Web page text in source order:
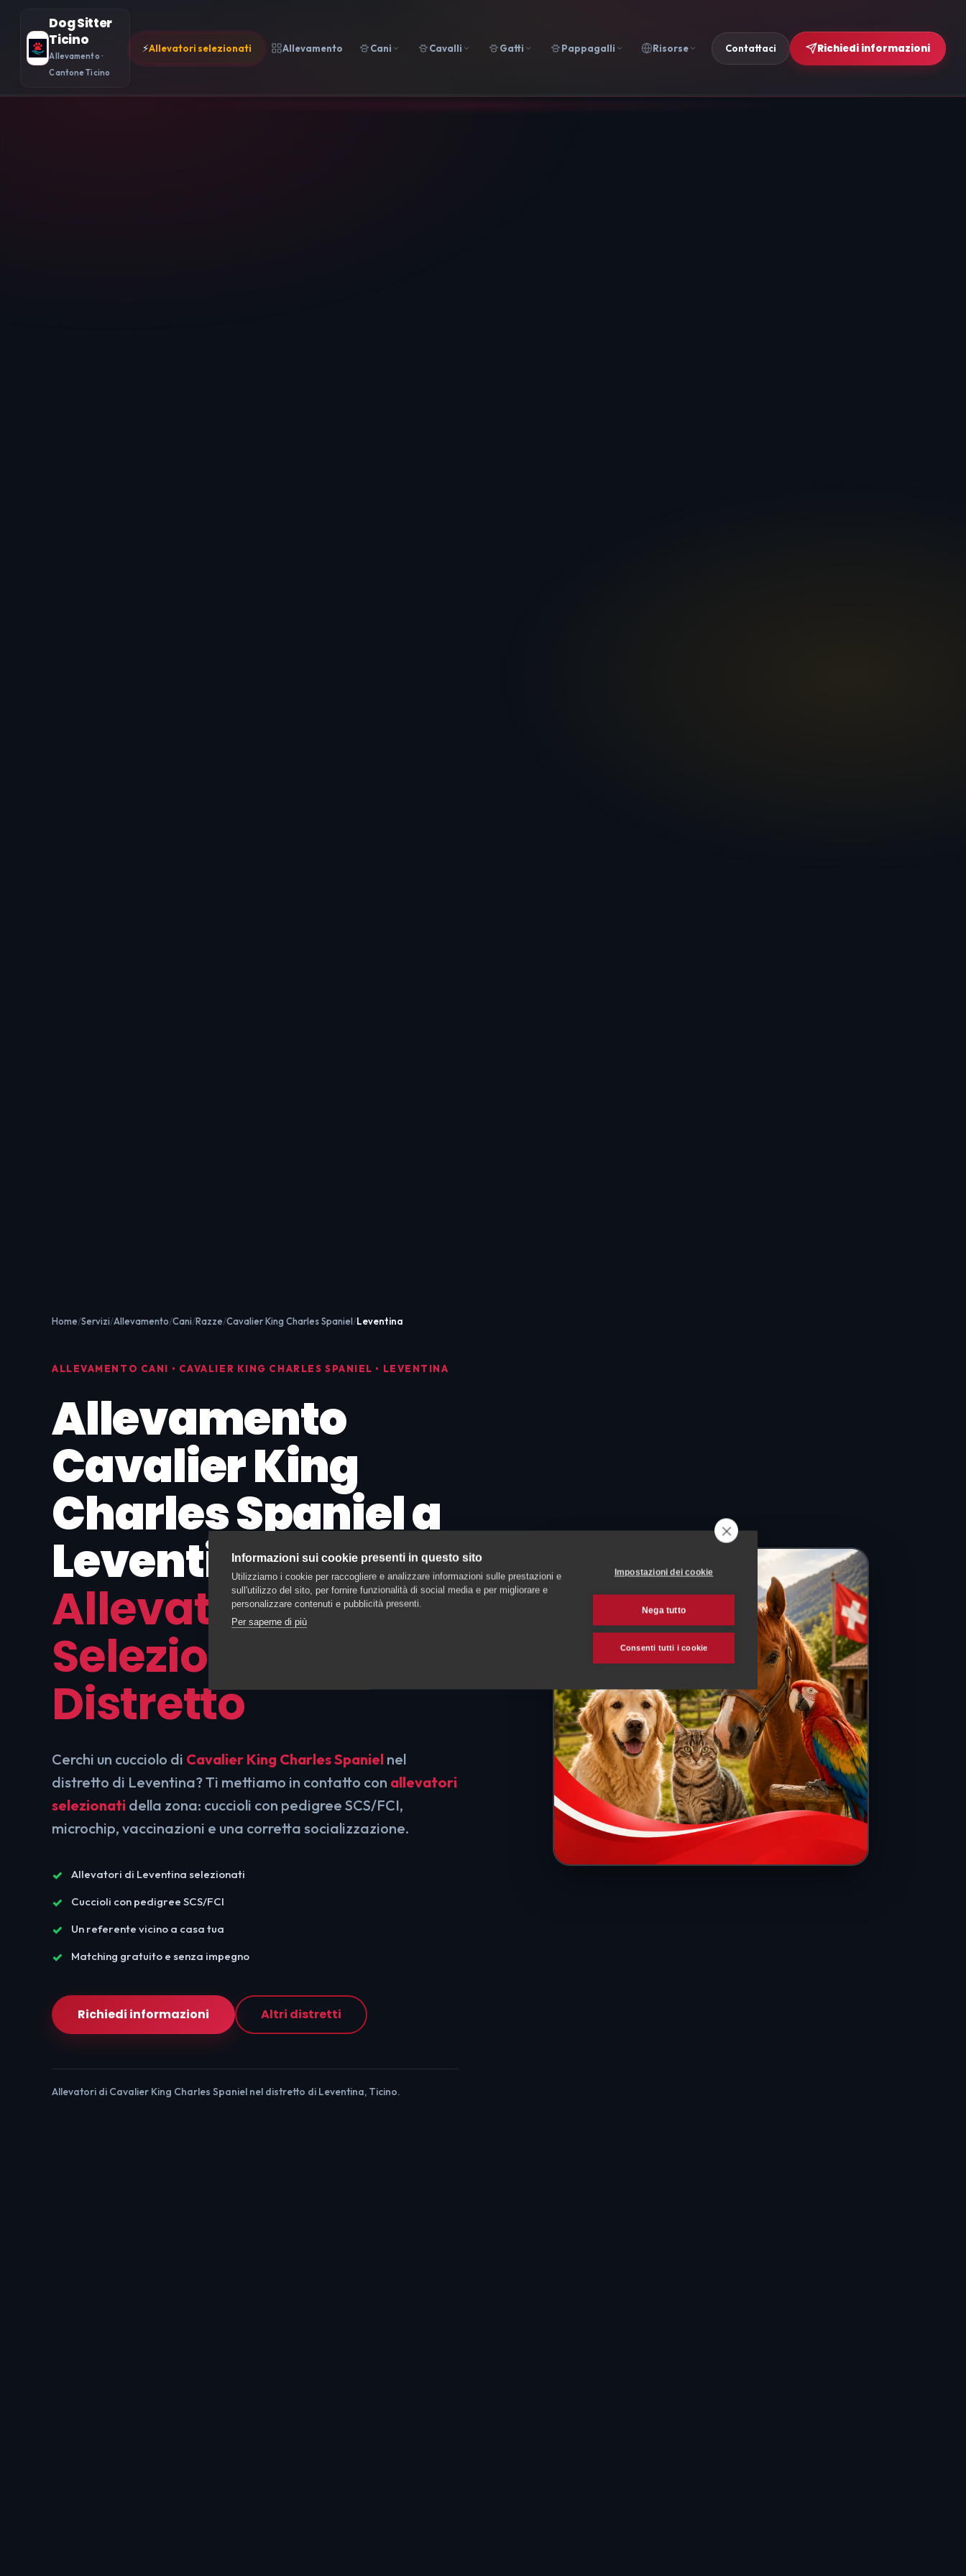
Dog Sitter
Ticino
Allevamento ·
Cantone Ticino
⚡Allevatori selezionati Allevamento Cani Cavalli Gatti Pappagalli Risorse Contattaci Richiedi informazioni
Home Servizi Allevamento Cani Razze Cavalier King Charles Spaniel Leventina
ALLEVAMENTO CANI • CAVALIER KING CHARLES SPANIEL • LEVENTINA
Allevamento
Cavalier King
Charles Spaniel a
Leventina:
Allevatori
Selezionati nel tuo
Distretto
Cerchi un cucciolo di Cavalier King Charles Spaniel nel
distretto di Leventina? Ti mettiamo in contatto con allevatori
selezionati della zona: cuccioli con pedigree SCS/FCI,
microchip, vaccinazioni e una corretta socializzazione.
Allevatori di Leventina selezionati
Cuccioli con pedigree SCS/FCI
Un referente vicino a casa tua
Matching gratuito e senza impegno
Richiedi informazioni Altri distretti
Allevatori di Cavalier King Charles Spaniel nel distretto di Leventina, Ticino.
Informazioni sui cookie presenti in questo sito
Utilizziamo i cookie per raccogliere e analizzare informazioni sulle prestazioni e
sull'utilizzo del sito, per fornire funzionalità di social media e per migliorare e
personalizzare contenuti e pubblicità presenti.
Per saperne di più
Impostazioni dei cookie
Nega tutto
Consenti tutti i cookie